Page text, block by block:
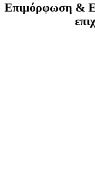
Επιμόρφωση &